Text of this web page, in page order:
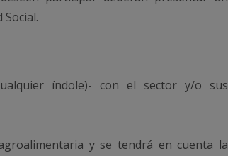
índole)- con el sector y/o sus
y se tendrá en cuenta la